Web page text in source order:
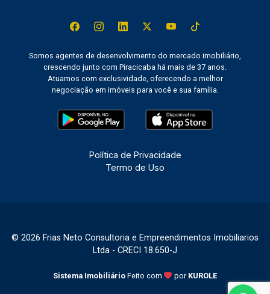
Somos agentes de desenvolvimento do mercado imobiliário,
crescendo junto com Piracicaba há mais de 37 anos.
Atuamos com exclusividade, oferecendo a melhor
negociação em imóveis para você e sua família.
Política de Privacidade
Termo de Uso
© 2026 Frias Neto Consultoria e Empreendimentos Imobiliarios
Ltda - CRECI 18.650-J
Sistema Imobiliário Feito com por KUROLE